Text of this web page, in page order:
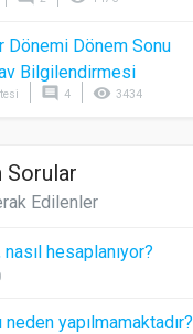
Dönemi Dönem Sonu
Bilgilendirmesi
comment 4 visibility 3434
Sorular
Edilenler
hesaplanıyor?
neden yapılmamaktadır?